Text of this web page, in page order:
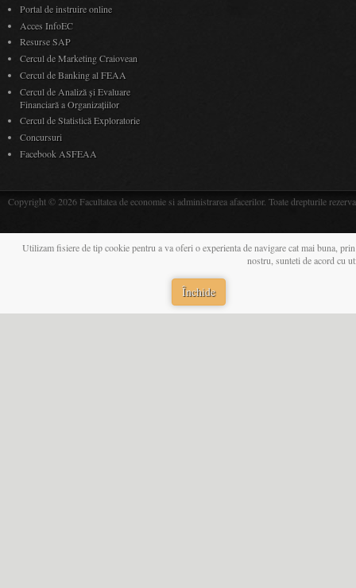
Portal de instruire online
Acces InfoEC
Resurse SAP
Cercul de Marketing Craiovean
Cercul de Banking al FEAA
Cercul de Analiză și Evaluare
Financiară a Organizațiilor
Cercul de Statistică Exploratorie
Concursuri
Facebook ASFEAA
Copyright © 2026 Facultatea de economie si administrarea afacerilor. Toate drepturile
Utilizam fisiere de tip cookie pentru a va oferi o experienta de navigare cat mai buna,
nostru, sunteti de acord cu
Închide